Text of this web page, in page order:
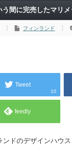
う間に完売したマリ
フィンランド
Tweet
10
feedly
ンドのデザインハウ